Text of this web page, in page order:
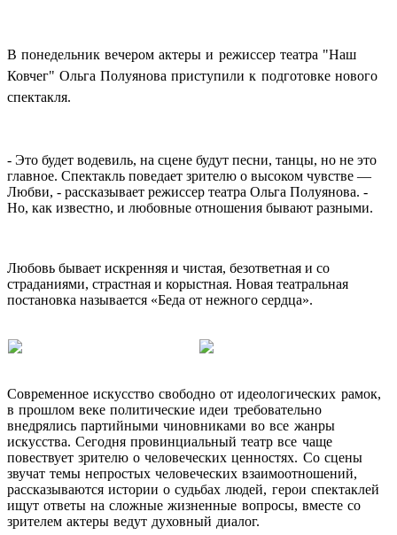
В понедельник вечером актеры и режиссер театра "Наш
Ковчег" Ольга Полуянова приступили к подготовке нового
спектакля.
- Это будет водевиль, на сцене будут песни, танцы, но не это
главное. Спектакль поведает зрителю о высоком чувстве —
Любви, - рассказывает режиссер театра Ольга Полуянова. -
Но, как известно, и любовные отношения бывают разными.
Любовь бывает искренняя и чистая, безответная и со
страданиями, страстная и корыстная. Новая театральная
постановка называется «Беда от нежного сердца».
Современное искусство свободно от идеологических рамок,
в прошлом веке политические идеи требовательно
внедрялись партийными чиновниками во все жанры
искусства. Сегодня провинциальный театр все чаще
повествует зрителю о человеческих ценностях. Со сцены
звучат темы непростых человеческих взаимоотношений,
рассказываются истории о судьбах людей, герои спектаклей
ищут ответы на сложные жизненные вопросы, вместе со
зрителем актеры ведут духовный диалог.